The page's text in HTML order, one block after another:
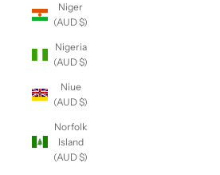
Niger
(AUD $)
Nigeria
(AUD $)
Niue
(AUD $)
Norfolk
Island
(AUD $)